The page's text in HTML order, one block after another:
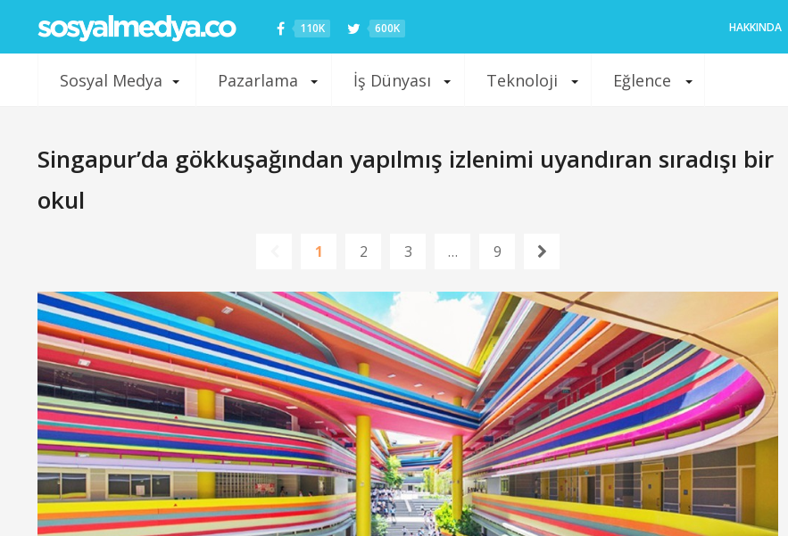
110K 600K HAKKINDA
Sosyal Medya Pazarlama İş Dünyası Teknoloji Eğlence
Singapur’da gökkuşağından yapılmış izlenimi uyandıran sıradışı bir
okul
1 2 3 … 9